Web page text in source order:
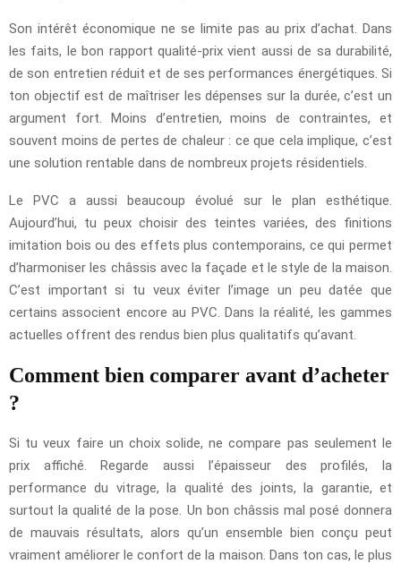
Son intérêt économique ne se limite pas au prix d’achat. Dans
les faits, le bon rapport qualité-prix vient aussi de sa durabilité,
de son entretien réduit et de ses performances énergétiques. Si
ton objectif est de maîtriser les dépenses sur la durée, c’est un
argument fort. Moins d’entretien, moins de contraintes, et
souvent moins de pertes de chaleur : ce que cela implique, c’est
une solution rentable dans de nombreux projets résidentiels.
Le PVC a aussi beaucoup évolué sur le plan esthétique.
Aujourd’hui, tu peux choisir des teintes variées, des finitions
imitation bois ou des effets plus contemporains, ce qui permet
d’harmoniser les châssis avec la façade et le style de la maison.
C’est important si tu veux éviter l’image un peu datée que
certains associent encore au PVC. Dans la réalité, les gammes
actuelles offrent des rendus bien plus qualitatifs qu’avant.
Comment bien comparer avant d’acheter
?
Si tu veux faire un choix solide, ne compare pas seulement le
prix affiché. Regarde aussi l’épaisseur des profilés, la
performance du vitrage, la qualité des joints, la garantie, et
surtout la qualité de la pose. Un bon châssis mal posé donnera
de mauvais résultats, alors qu’un ensemble bien conçu peut
vraiment améliorer le confort de la maison. Dans ton cas, le plus